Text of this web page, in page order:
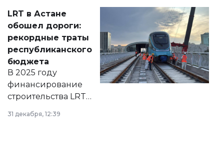
документ
появился в базе
нормативных
правовых актов и
на сайте маслихат
города.
LRT в Астане
обошел дороги:
рекордные траты
республиканского
бюджета
В 2025 году
финансирование
строительства LRT
в Астане из
республиканского
31 декабря, 12:39